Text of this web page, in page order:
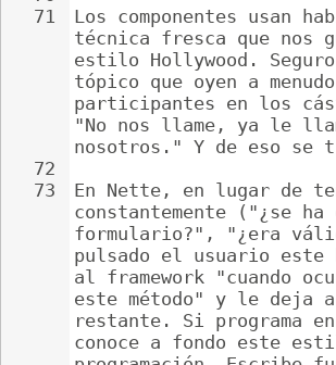
71
72
73
Los componentes usan
técnica fresca que nos
estilo Hollywood.
tópico que oyen a
participantes en los
"No nos llame, ya le
nosotros." Y de eso se
En Nette, en lugar de
constantemente ("¿se
formulario?", "¿era
pulsado el usuario
al framework "cuando
este método" y le
restante. Si programa
conoce a fondo este